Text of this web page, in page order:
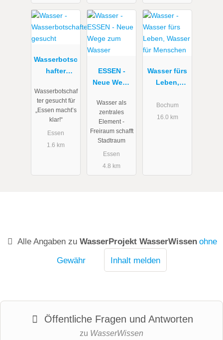
Wasserbotsc
hafter
Wasserbotschaf
ter gesucht für
„Essen macht’s
klar!“
Essen
1.6 km
ESSEN -
Neue Wege
Wasser als
zentrales
Element -
Freiraum schafft
Stadtraum
Essen
4.8 km
Wasser fürs
Leben,
Menschen
Bochum
16.0 km
Alle Angaben zu WasserProjekt WasserWissen ohne
Gewähr
Inhalt melden
Öffentliche Fragen und Antworten
zu WasserWissen